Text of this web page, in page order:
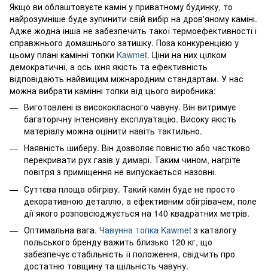
Якщо ви облаштовуєте камін у приватному будинку, то
найрозумніше буде зупинити свій вибір на дров'яному каміні.
Адже жодна інша не забезпечить такої термоефективності і
справжнього домашнього затишку. Поза конкуренцією у
цьому плані камінні топки Kawmet. Ціни на них цілком
демократичні, а ось їхня якість та ефективність
відповідають найвищим міжнародним стандартам. У нас
можна вибрати камінні топки від цього виробника:
Виготовлені із висококласного чавуну. Він витримує
багаторічну інтенсивну експлуатацію. Високу якість
матеріалу можна оцінити навіть тактильно.
Наявність шиберу. Він дозволяє повністю або частково
перекривати рух газів у димарі. Таким чином, нагріте
повітря з приміщення не випускається назовні.
Суттєва площа обігріву. Такий камін буде не просто
декоративною деталлю, а ефективним обігрівачем, поле
дії якого розповсюджується на 140 квадратних метрів.
Оптимальна вага. Чавунна топка Kawmet з каталогу
польського бренду важить близько 120 кг, що
забезпечує стабільність її положення, свідчить про
достатню товщину та щільність чавуну.